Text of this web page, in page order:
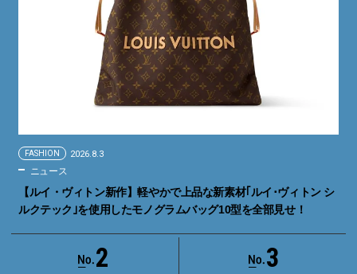
FASHION 2026.8.3
ニュース
【ルイ・ヴィトン新作】軽やかで上品な新素材｢ルイ･ヴィトン シ
ルクテック｣を使用したモノグラムバッグ10型を全部見せ！
2 3